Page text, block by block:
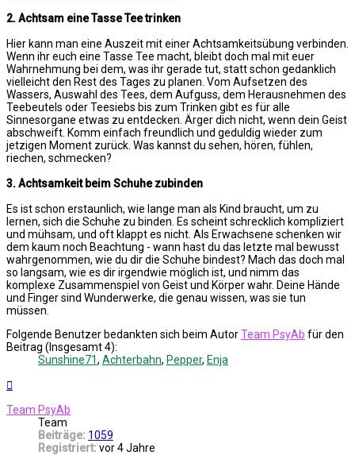
2. Achtsam eine Tasse Tee trinken
Hier kann man eine Auszeit mit einer Achtsamkeitsübung verbinden.
Wenn ihr euch eine Tasse Tee macht, bleibt doch mal mit euer
Wahrnehmung bei dem, was ihr gerade tut, statt schon gedanklich
vielleicht den Rest des Tages zu planen. Vom Aufsetzen des
Wassers, Auswahl des Tees, dem Aufguss, dem Herausnehmen des
Teebeutels oder Teesiebs bis zum Trinken gibt es für alle
Sinnesorgane etwas zu entdecken. Ärger dich nicht, wenn dein Geist
abschweift. Komm einfach freundlich und geduldig wieder zum
jetzigen Moment zurück. Was kannst du sehen, hören, fühlen,
riechen, schmecken?
3. Achtsamkeit beim Schuhe zubinden
Es ist schon erstaunlich, wie lange man als Kind braucht, um zu
lernen, sich die Schuhe zu binden. Es scheint schrecklich kompliziert
und mühsam, und oft klappt es nicht. Als Erwachsene schenken wir
dem kaum noch Beachtung - wann hast du das letzte mal bewusst
wahrgenommen, wie du dir die Schuhe bindest? Mach das doch mal
so langsam, wie es dir irgendwie möglich ist, und nimm das
komplexe Zusammenspiel von Geist und Körper wahr. Deine Hände
und Finger sind Wunderwerke, die genau wissen, was sie tun
müssen.
Folgende Benutzer bedankten sich beim AutorTeam PsyAb für den
Beitrag (Insgesamt 4):
Sunshine71, Achterbahn, Pepper, Enja
Team PsyAb
Team
Beiträge: 1059
Registriert: vor 4 Jahre